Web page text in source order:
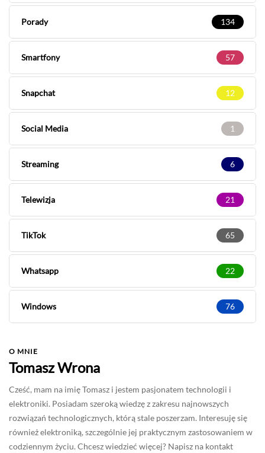
Porady 134
Smartfony 57
Snapchat 12
Social Media 1
Streaming 6
Telewizja 21
TikTok 65
Whatsapp 22
Windows 76
O MNIE
Tomasz Wrona
Cześć, mam na imię Tomasz i jestem pasjonatem technologii i
elektroniki. Posiadam szeroką wiedzę z zakresu najnowszych
rozwiązań technologicznych, którą stale poszerzam. Interesuję się
również elektroniką, szczególnie jej praktycznym zastosowaniem w
codziennym życiu. Chcesz wiedzieć więcej? Napisz na kontakt